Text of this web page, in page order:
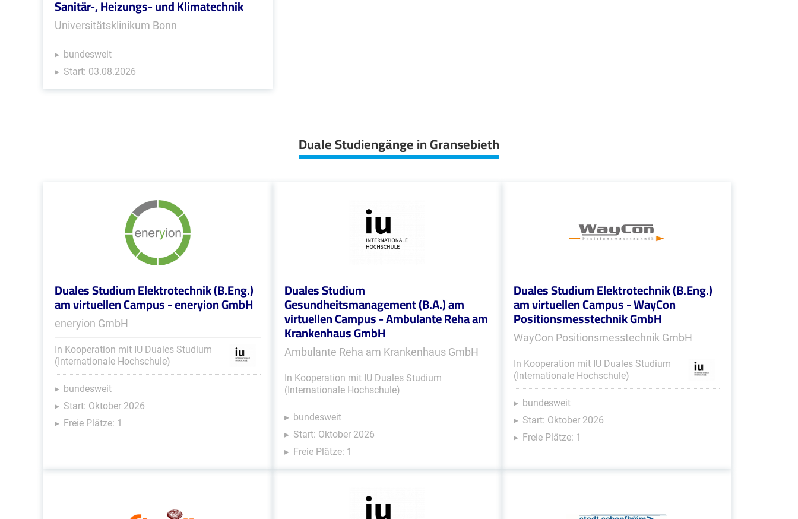
Sanitär-, Heizungs- und Klimatechnik
Universitätsklinikum Bonn
bundesweit
Start: 03.08.2026
Duale Studiengänge in Gransebieth
Duales Studium Elektrotechnik (B.Eng.)
am virtuellen Campus - eneryion GmbH
eneryion GmbH
In Kooperation mit IU Duales Studium
(Internationale Hochschule)
bundesweit
Start: Oktober 2026
Freie Plätze: 1
Duales Studium
Gesundheitsmanagement (B.A.) am
virtuellen Campus - Ambulante Reha am
Krankenhaus GmbH
Ambulante Reha am Krankenhaus GmbH
In Kooperation mit IU Duales Studium
(Internationale Hochschule)
bundesweit
Start: Oktober 2026
Freie Plätze: 1
Duales Studium Elektrotechnik (B.Eng.)
am virtuellen Campus - WayCon
Positionsmesstechnik GmbH
WayCon Positionsmesstechnik GmbH
In Kooperation mit IU Duales Studium
(Internationale Hochschule)
bundesweit
Start: Oktober 2026
Freie Plätze: 1